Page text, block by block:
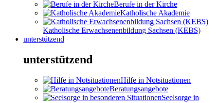
Berufe in der Kirche
Katholische Akademie
Katholische Erwachsenenbildung Sachsen (KEBS)
unterstützend
unterstützend
Hilfe in Notsituationen
Beratungsangebote
Seelsorge in